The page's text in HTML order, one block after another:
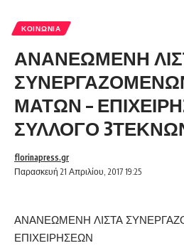
ΚΟΙΝΩΝΊΑ
ΑΝΑΝΕΩΜΕΝΗ
ΜΑΤΩΝ –
ΣΥΛΛΟΓΟ
Παρασκευή 21 Απριλίου, 2017 19:25
florinapress.gr
ΑΝΑΝΕΩΜΕΝΗ ΛΙΣΤΑ
ΕΠΙΧΕΙΡΗΣΕΩΝ